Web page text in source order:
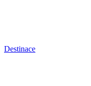
Destinace